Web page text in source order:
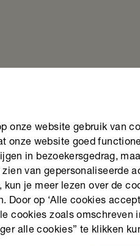
onze website gebruik van
onze website goed
in bezoekersgedrag,
van gepersonaliseerde
kun je meer lezen over de
Door op ‘Alle cookies
cookies zoals omschreven
alle cookies” te klikken